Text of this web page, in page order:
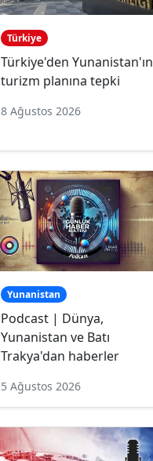
Türkiye
Türkiye'den Yunanistan'ın
turizm planına tepki
8 Ağustos 2026
Yunanistan
Podcast | Dünya,
Yunanistan ve Batı
Trakya'dan haberler
5 Ağustos 2026